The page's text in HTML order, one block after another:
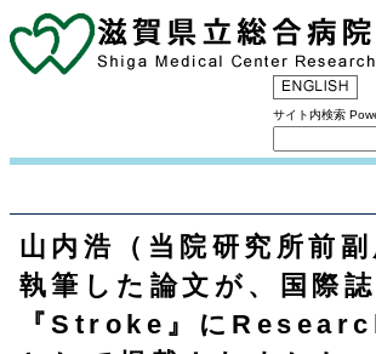
サイト内検索
山内浩（当院研究所前
執筆した論文が、国際誌
『Stroke』に